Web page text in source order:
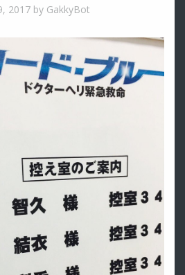
2017 by GakkyBot